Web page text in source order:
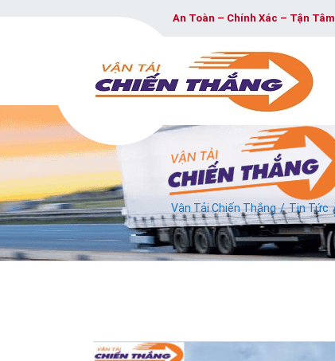
An Toàn – Chính Xác – Tận Tâm
Vận Tải Chiến Thắng Tin Tức